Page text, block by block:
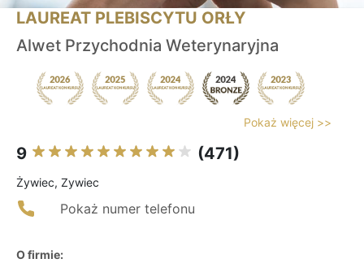
LAUREAT PLEBISCYTU ORŁY
Alwet Przychodnia Weterynaryjna
Pokaż więcej >>
9 (471)
Żywiec, Zywiec
Pokaż numer telefonu
O firmie: